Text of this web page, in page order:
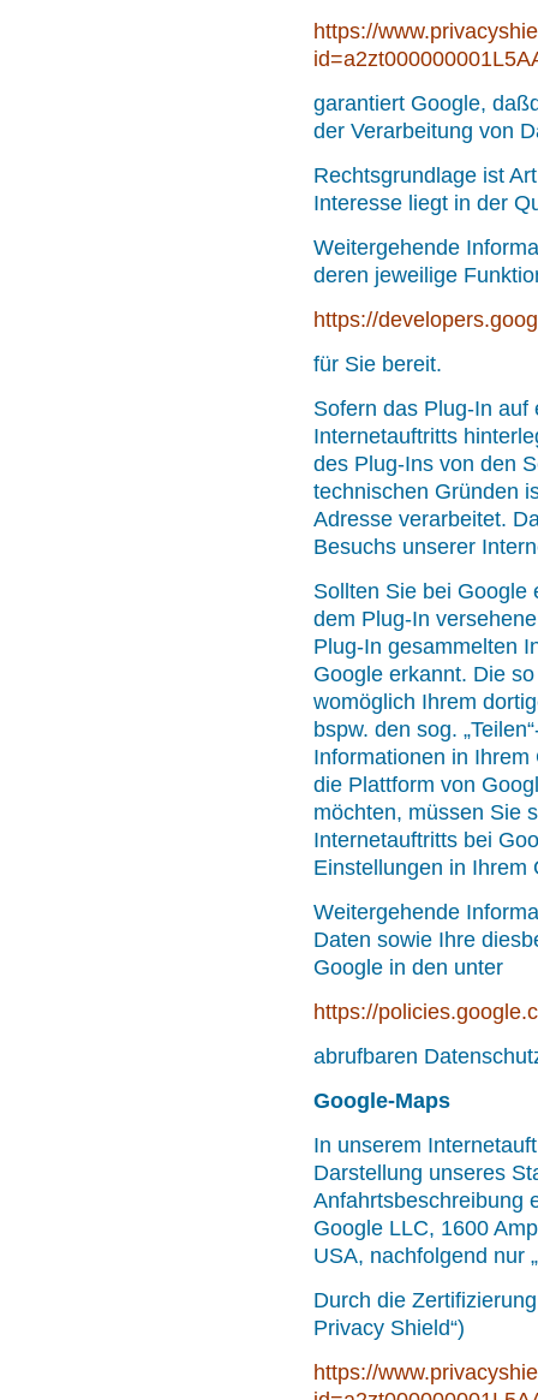
https://
garantiert Google,
der Verarbeitung von
Rechtsgrundlage ist
Interesse liegt in der
Weitergehende
deren jeweilige
https://
für Sie bereit.
Sofern das Plug-In
Internetauftritts
des Plug-Ins von den
technischen Gründen
Adresse verarbeitet.
Besuchs unserer
Sollten Sie bei Google
dem Plug-In
Plug-In gesammelten
Google erkannt. Die
womöglich Ihrem
bspw. den sog.
Informationen in
die Plattform von
möchten, müssen Sie
Internetauftritts bei
Einstellungen in Ihrem
Weitergehende
Daten sowie Ihre
Google in den unter
https://
abrufbaren
Google-Maps
In unserem
Darstellung unseres
Anfahrtsbeschreibung
Google LLC, 1600
USA, nachfolgend nur
Durch die
Privacy Shield“)
https://